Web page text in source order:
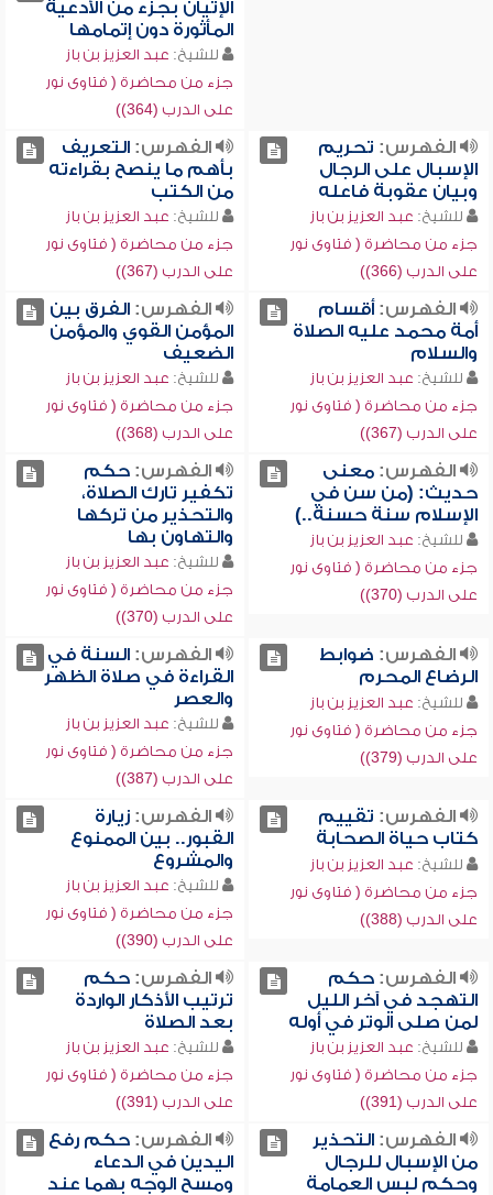
الإتيان بجزء من الأدعية
المأثورة دون إتمامها
للشيخ: عبد العزيز بن باز
جزء من محاضرة ( فتاوى نور
على الدرب (364))
الفهرس: تحريم
الإسبال على الرجال
وبيان عقوبة فاعله
للشيخ: عبد العزيز بن باز
جزء من محاضرة ( فتاوى نور
على الدرب (366))
الفهرس:التعريف
بأهم ما ينصح بقراءته
من الكتب
للشيخ: عبد العزيز بن باز
جزء من محاضرة ( فتاوى نور
على الدرب (367))
الفهرس:أقسام
أمة محمد عليه الصلاة
والسلام
للشيخ: عبد العزيز بن باز
جزء من محاضرة ( فتاوى نور
على الدرب (367))
الفهرس:الفرق بين
المؤمن القوي والمؤمن
الضعيف
للشيخ: عبد العزيز بن باز
جزء من محاضرة ( فتاوى نور
على الدرب (368))
الفهرس:معنى
حديث: (من سن في
الإسلام سنة حسنة..)
للشيخ: عبد العزيز بن باز
جزء من محاضرة ( فتاوى نور
على الدرب (370))
الفهرس:حكم
تكفير تارك الصلاة،
والتحذير من تركها
والتهاون بها
للشيخ: عبد العزيز بن باز
جزء من محاضرة ( فتاوى نور
على الدرب (370))
الفهرس: ضوابط
الرضاع المحرم
للشيخ: عبد العزيز بن باز
جزء من محاضرة ( فتاوى نور
على الدرب (379))
الفهرس:السنة في
القراءة في صلاة الظهر
والعصر
للشيخ: عبد العزيز بن باز
جزء من محاضرة ( فتاوى نور
على الدرب (387))
الفهرس: تقييم
كتاب حياة الصحابة
للشيخ: عبد العزيز بن باز
جزء من محاضرة ( فتاوى نور
على الدرب (388))
الفهرس:زيارة
القبور.. بين الممنوع
والمشروع
للشيخ: عبد العزيز بن باز
جزء من محاضرة ( فتاوى نور
على الدرب (390))
الفهرس:حكم
التهجد في آخر الليل
لمن صلى الوتر في أوله
للشيخ: عبد العزيز بن باز
جزء من محاضرة ( فتاوى نور
على الدرب (391))
الفهرس:حكم
ترتيب الأذكار الواردة
بعد الصلاة
للشيخ: عبد العزيز بن باز
جزء من محاضرة ( فتاوى نور
على الدرب (391))
الفهرس:التحذير
من الإسبال للرجال
وحكم لبس العمامة
الفهرس:حكم رفع
اليدين في الدعاء
ومسح الوجه بهما عند